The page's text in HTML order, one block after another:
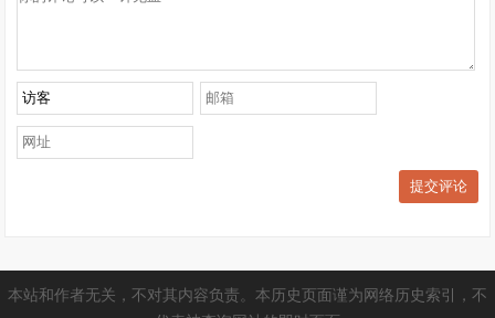
提交评论
本站和作者无关，不对其内容负责。本历史页面谨为网络历史索引，不